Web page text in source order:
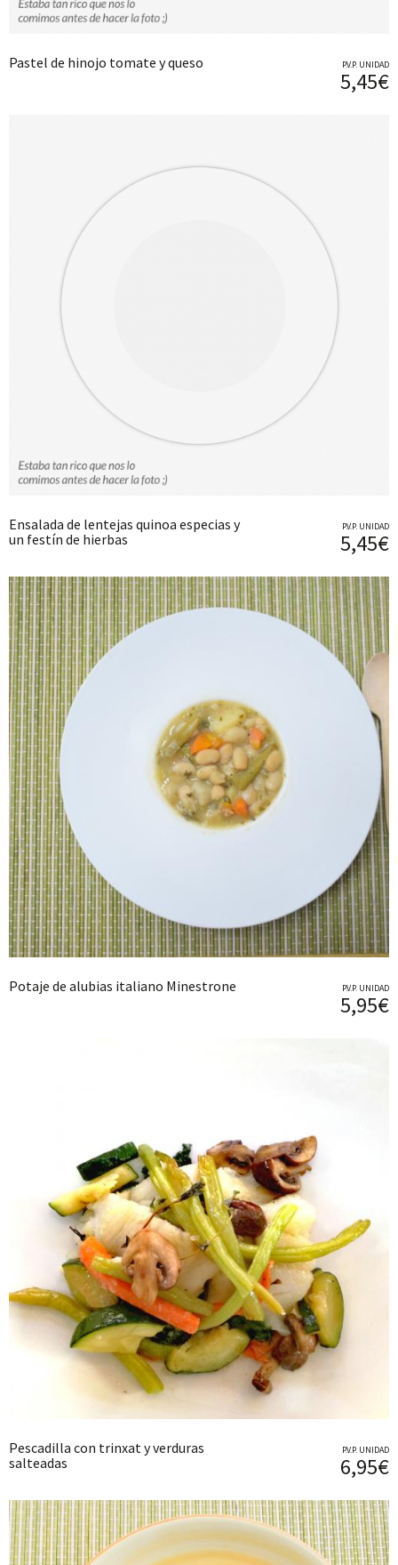
Pastel de hinojo tomate y queso P.V.P. UNIDAD
5,45€
Ensalada de lentejas quinoa especias y
un festín de hierbas
P.V.P. UNIDAD
5,45€
Potaje de alubias italiano Minestrone P.V.P. UNIDAD
5,95€
Pescadilla con trinxat y verduras
salteadas
P.V.P. UNIDAD
6,95€